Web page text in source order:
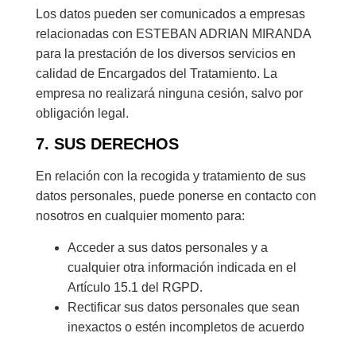
Los datos pueden ser comunicados a empresas
relacionadas con ESTEBAN ADRIAN MIRANDA
para la prestación de los diversos servicios en
calidad de Encargados del Tratamiento. La
empresa no realizará ninguna cesión, salvo por
obligación legal.
7. SUS DERECHOS
En relación con la recogida y tratamiento de sus
datos personales, puede ponerse en contacto con
nosotros en cualquier momento para:
Acceder a sus datos personales y a
cualquier otra información indicada en el
Artículo 15.1 del RGPD.
Rectificar sus datos personales que sean
inexactos o estén incompletos de acuerdo